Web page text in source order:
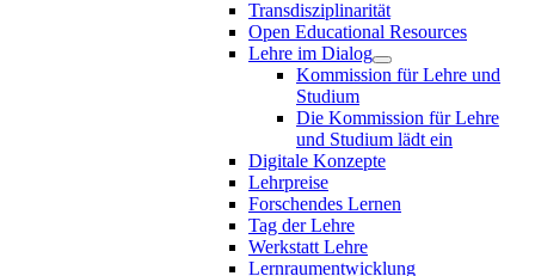
Transdisziplinarität
Open Educational Resources
Lehre im Dialog
Kommission für Lehre und
Studium
Die Kommission für Lehre
und Studium lädt ein
Digitale Konzepte
Lehrpreise
Forschendes Lernen
Tag der Lehre
Werkstatt Lehre
Lernraumentwicklung